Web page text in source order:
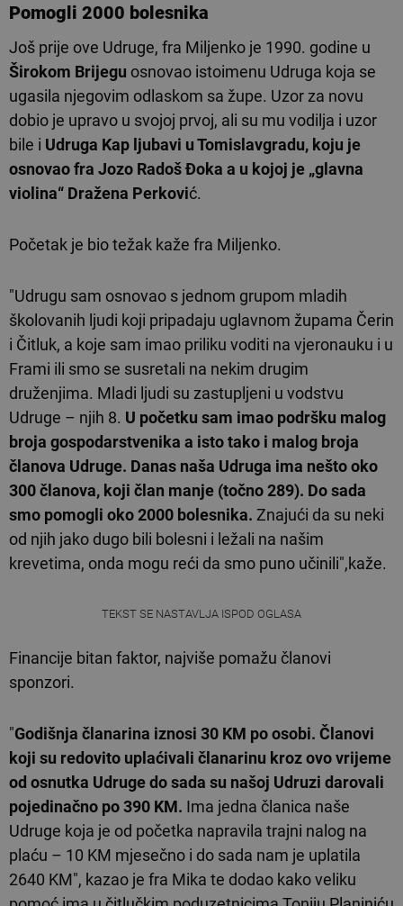
Pomogli 2000 bolesnika
Još prije ove Udruge, fra Miljenko je 1990. godine u
Širokom Brijegu osnovao istoimenu Udruga koja se
ugasila njegovim odlaskom sa župe. Uzor za novu
dobio je upravo u svojoj prvoj, ali su mu vodilja i uzor
bile i Udruga Kap ljubavi u Tomislavgradu, koju je
osnovao fra Jozo Radoš Đoka a u kojoj je „glavna
violina“ Dražena Perković.
Početak je bio težak kaže fra Miljenko.
"Udrugu sam osnovao s jednom grupom mladih
školovanih ljudi koji pripadaju uglavnom župama Čerin
i Čitluk, a koje sam imao priliku voditi na vjeronauku i u
Frami ili smo se susretali na nekim drugim
druženjima. Mladi ljudi su zastupljeni u vodstvu
Udruge – njih 8. U početku sam imao podršku malog
broja gospodarstvenika a isto tako i malog broja
članova Udruge. Danas naša Udruga ima nešto oko
300 članova, koji član manje (točno 289). Do sada
smo pomogli oko 2000 bolesnika. Znajući da su neki
od njih jako dugo bili bolesni i ležali na našim
krevetima, onda mogu reći da smo puno učinili",kaže.
TEKST SE NASTAVLJA ISPOD OGLASA
Financije bitan faktor, najviše pomažu članovi
sponzori.
"Godišnja članarina iznosi 30 KM po osobi. Članovi
koji su redovito uplaćivali članarinu kroz ovo vrijeme
od osnutka Udruge do sada su našoj Udruzi darovali
pojedinačno po 390 KM. Ima jedna članica naše
Udruge koja je od početka napravila trajni nalog na
plaću – 10 KM mjesečno i do sada nam je uplatila
2640 KM", kazao je fra Mika te dodao kako veliku